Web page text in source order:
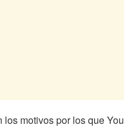
motivos por los que